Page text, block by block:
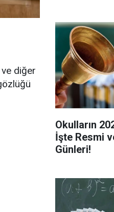
diğer
Okulların
İşte Resmi
Günleri!